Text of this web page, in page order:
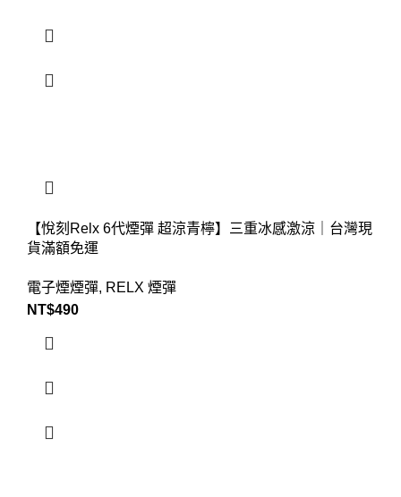
【悅刻Relx 6代煙彈 超涼青檸】三重冰感激涼｜台灣現
貨滿額免運
電子煙煙彈, RELX 煙彈
NT$490